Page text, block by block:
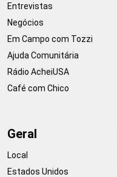
Entrevistas
Negócios
Em Campo com Tozzi
Ajuda Comunitária
Rádio AcheiUSA
Café com Chico
Geral
Local
Estados Unidos